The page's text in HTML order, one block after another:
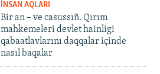
İNSAN AQLARI
Bir an – ve casussıñ. Qırım
mahkemeleri devlet hainligi
qabaatlavlarını daqqalar içinde
nasıl baqalar